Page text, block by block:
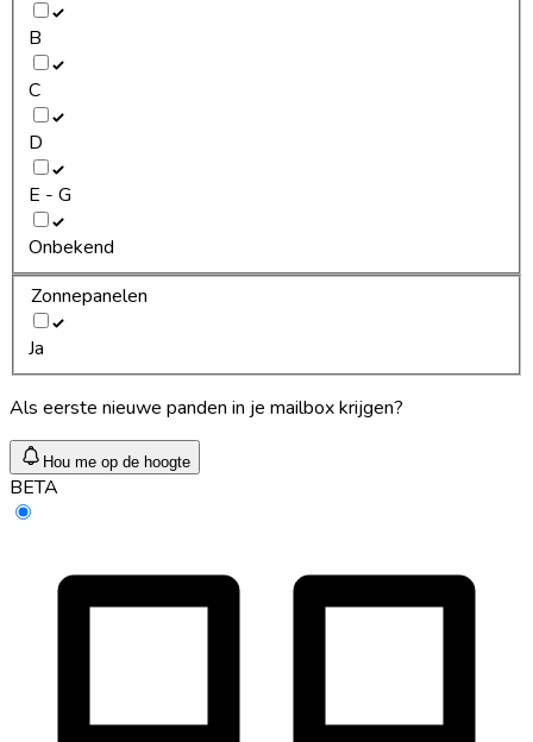
B
C
D
E - G
Onbekend
Zonnepanelen
Ja
Als eerste nieuwe panden in je mailbox krijgen?
Hou me op de hoogte
BETA